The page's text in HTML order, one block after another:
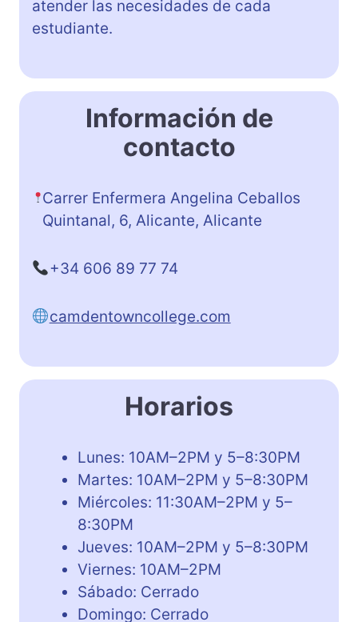
atender las necesidades de cada
estudiante.
Información de
contacto
Carrer Enfermera Angelina Ceballos
Quintanal, 6, Alicante, Alicante
+34 606 89 77 74
camdentowncollege.com
Horarios
Lunes: 10AM–2PM y 5–8:30PM
Martes: 10AM–2PM y 5–8:30PM
Miércoles: 11:30AM–2PM y 5–
8:30PM
Jueves: 10AM–2PM y 5–8:30PM
Viernes: 10AM–2PM
Sábado: Cerrado
Domingo: Cerrado